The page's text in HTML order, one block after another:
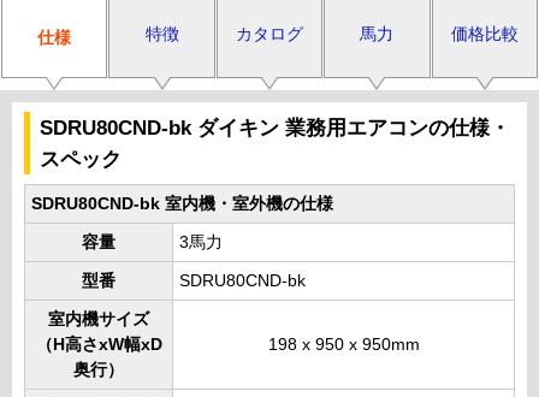
仕様 特徴 カタログ 馬力 価格比較
SDRU80CND-bk ダイキン 業務用エアコンの仕様・
スペック
SDRU80CND-bk 室内機・室外機の仕様
容量 3馬力
型番 SDRU80CND-bk
室内機サイズ
（H高さxW幅xD
奥行）
198 x 950 x 950mm